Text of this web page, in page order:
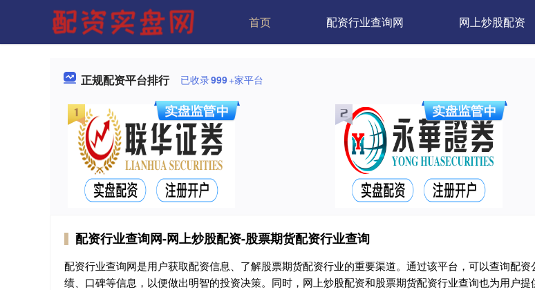
首页 配资行业查询网 网上炒股配资
正规配资平台排行 已收录999+家平台
配资行业查询网-网上炒股配资-股票期货配资行业查询
配资行业查询网是用户获取配资信息、了解股票期货配资行业的重要渠道。通过该平台，可以查询配资
绩、口碑等信息，以便做出明智的投资决策。同时，网上炒股配资和股票期货配资行业查询也为用户提